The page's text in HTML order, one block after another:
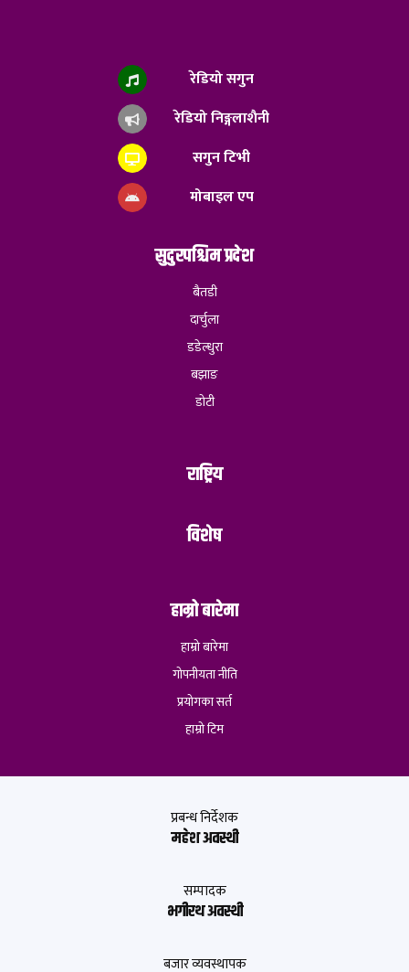
रेडियो सगुन
रेडियो निङ्गलाशैनी
सगुन टिभी
मोबाइल एप
सुदुरपश्चिम प्रदेश
बैतडी
दार्चुला
डडेल्धुरा
बझाङ
डोटी
राष्ट्रिय
विशेष
हाम्रो बारेमा
हाम्रो बारेमा
गोपनीयता नीति
प्रयोगका सर्त
हाम्रो टिम
प्रबन्ध निर्देशक
महेश अवस्थी
सम्पादक
भगीरथ अवस्थी
बजार व्यवस्थापक